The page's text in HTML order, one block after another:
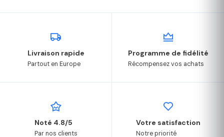
Livraison rapide
Partout en Europe
Programme de fidélité
Récompensez vos achats
Noté 4.8/5
Par nos clients
Votre satisfaction
Notre priorité